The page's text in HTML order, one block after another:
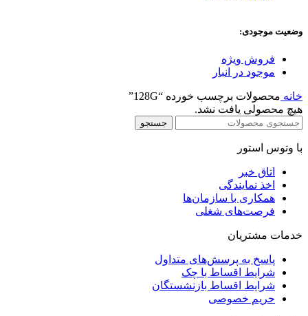
وضعیت موجودی:
فروش ویژه
موجود در انبار
خانه محصولات برچسب خورده “128G”
هیچ محصولی یافت نشد.
جستجو
با وتوس استور
اتاق خبر
اخذ نمایندگی
همکاری با سازمان‌ها
فرصت‌های شغلی
خدمات مشتریان
پاسخ به پرسش‌های متداول
شرایط اقساط با چک
شرایط اقساط بازنشستگان
حریم خصوصی